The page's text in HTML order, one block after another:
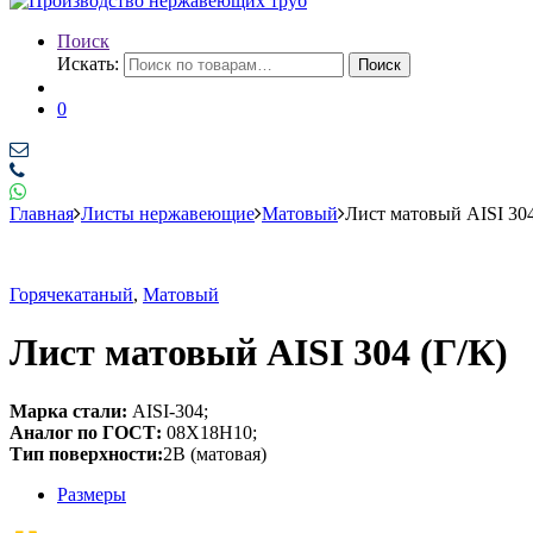
Поиск
Искать:
Поиск
0
Главная Листы нержавеющие Матовый Лист матовый AISI
Горячекатаный, Матовый
Лист матовый AISI 304 (Г/К)
Марка стали: AISI-304;
Аналог по ГОСТ: 08Х18Н10;
Тип поверхности:2В (матовая)
Размеры